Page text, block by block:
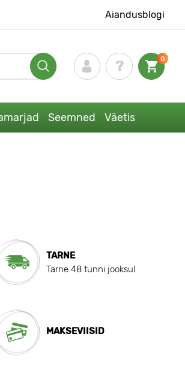
Aiandusblogi
0
Seemned Väetis
TARNE
Tarne 48 tunni jooksul
MAKSEVIISID